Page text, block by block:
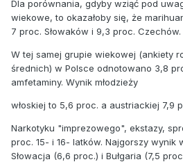
Dla porównania, gdyby wziąć pod
wiekowe, to okazałoby się, że
7 proc. Słowaków i 9,3 proc. Czechów.
W tej samej grupie wiekowej (ankiety
średnich) w Polsce odnotowano 3,8
amfetaminy. Wynik młodzieży
włoskiej to 5,6 proc. a austriackiej 7,9
Narkotyku "imprezowego", ekstazy,
proc. 15- i 16- latków. Najgorszy wynik
Słowacja (6,6 proc.) i Bułgaria (7,5